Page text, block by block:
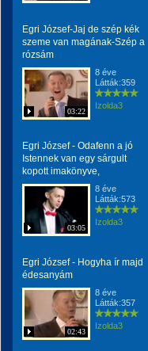
Egri József-Jaj de szép kék
szeme van magának-Szép a
rózsám
03:22
8 éve
Látták:359
Izolda3
Egri József - Odafenn a jó
Istennek van egy sárgult
kopott imakönyve,
03:05
8 éve
Látták:573
Izolda3
Egri József - Hogyha ír majd
édesanyám
02:43
8 éve
Látták:357
Izolda3